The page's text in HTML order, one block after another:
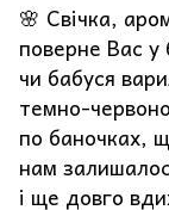
🌸 Свічка,
поверне Вас
чи бабуся
темно-
по баночках,
нам
і ще довго